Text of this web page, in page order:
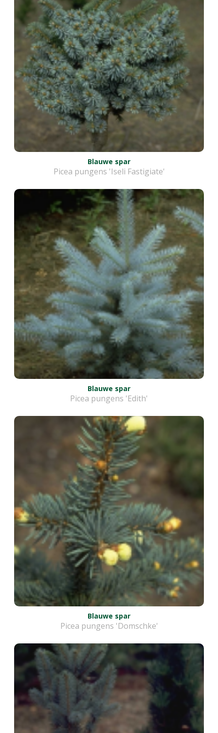
Blauwe spar
Picea pungens 'Iseli Fastigiate'
Blauwe spar
Picea pungens 'Edith'
Blauwe spar
Picea pungens 'Domschke'